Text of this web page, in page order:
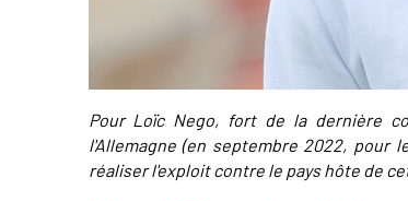
Pour Loïc Nego, fort de la dernière
l'Allemagne (en septembre 2022, pour
réaliser l'exploit contre le pays hôte de